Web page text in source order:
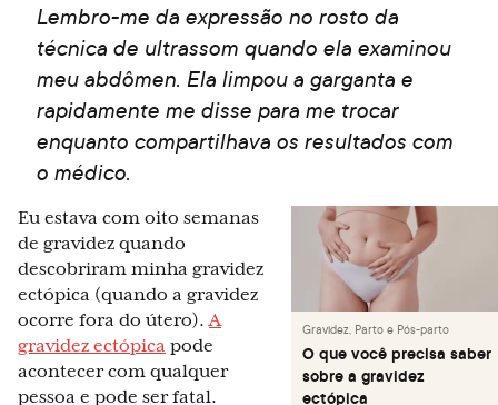
Lembro-me da expressão no rosto da
técnica de ultrassom quando ela examinou
meu abdômen. Ela limpou a garganta e
rapidamente me disse para me trocar
enquanto compartilhava os resultados com
o médico.
Gravidez, Parto e Pós-parto
O que você precisa saber
sobre a gravidez
ectópica
Eu estava com oito semanas
de gravidez quando
descobriram minha gravidez
ectópica (quando a gravidez
ocorre fora do útero).A
gravidez ectópica pode
acontecer com qualquer
pessoa e pode ser fatal.